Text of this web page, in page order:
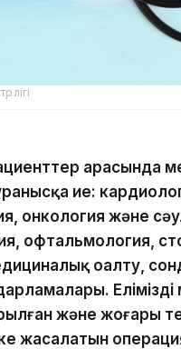
арасында
ие:
онкология және
офтальмология,
оңалту,
және жоғары
жасалатын